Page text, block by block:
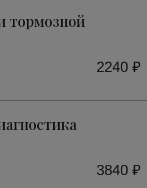
тормозной
2240 ₽
3840 ₽